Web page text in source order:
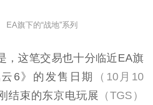
EA旗下的“战地”系列
，这笔交易也十分临近EA旗
6》的发售日期
（10月10
结束的东京电玩展 （TGS）